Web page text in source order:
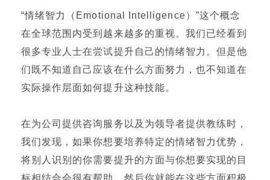
“情绪智力（Emotional Intelligence）”这个概念
在全球范围内受到越来越多的重视。我们已经看到
很多专业人士在尝试提升自己的情绪智力。但是他
们既不知道自己应该在什么方面努力，也不知道在
实际操作层面如何提升这种技能。
在为公司提供咨询服务以及为领导者提供教练时，
我们发现，如果你想要培养特定的情绪智力优势，
将别人识别的你需要提升的方面与你想要实现的目
标相结合会很有帮助。然后你就能在这些方面积极